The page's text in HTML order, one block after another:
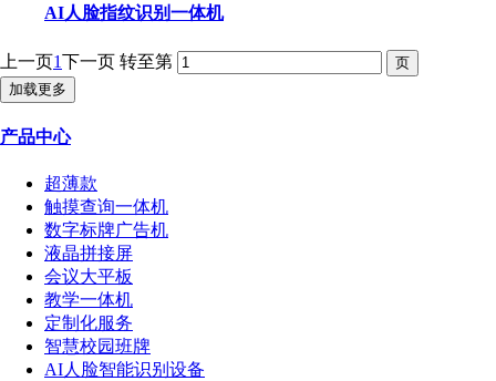
AI人脸指纹识别一体机
上一页1下一页 转至第
加载更多
产品中心
超薄款
触摸查询一体机
数字标牌广告机
液晶拼接屏
会议大平板
教学一体机
定制化服务
智慧校园班牌
AI人脸智能识别设备